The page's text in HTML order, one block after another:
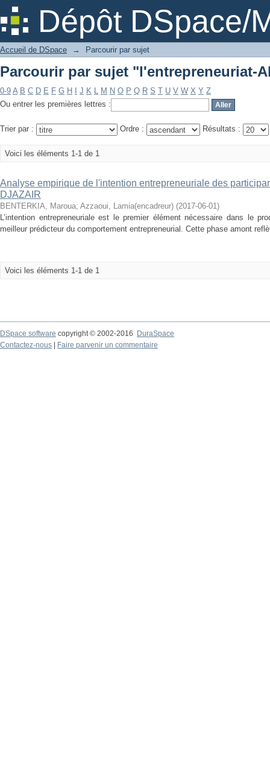
Dépôt DSpace/
Parcourir par sujet "l'entrepreneuriat-
Accueil de DSpace → Parcourir par sujet
Parcourir par sujet "l'entrepreneuriat-
0-9 A B C D E F G H J K L M N O P Q R S T U V W X Y Z
Ou entrer les premières lettres :
Trier par : Ordre : Résultats :
Voici les éléments 1-1 de 1
Analyse empirique de l'intention entrepreneuriale des
DJAZAIR
BENTERKIA, Maroua; Azzaoui, Lamia(encadreur) (2017-06-01)
L’intention entrepreneuriale est le premier élément nécessaire dans le
meilleur prédicteur du comportement entrepreneurial. Cette phase amont
Voici les éléments 1-1 de 1
DSpace software copyright © 2002-2016
DuraSpace
Contactez-nous
Faire parvenir un commentaire